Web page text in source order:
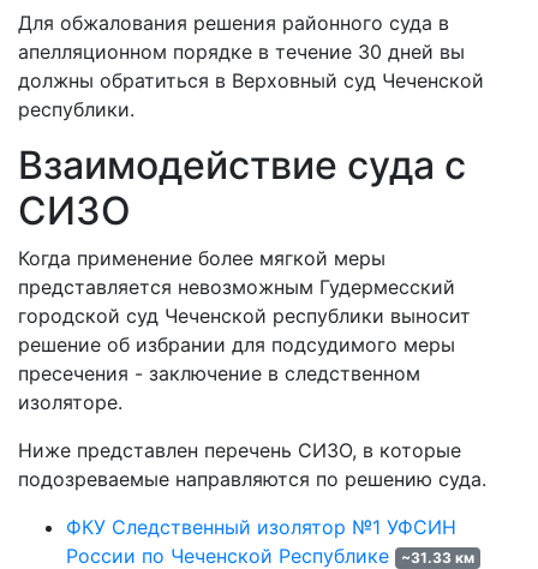
Для обжалования решения районного суда в
апелляционном порядке в течение 30 дней вы
должны обратиться в Верховный суд Чеченской
республики.
Взаимодействие суда с
СИЗО
Когда применение более мягкой меры
представляется невозможным Гудермесский
городской суд Чеченской республики выносит
решение об избрании для подсудимого меры
пресечения - заключение в следственном
изоляторе.
Ниже представлен перечень СИЗО, в которые
подозреваемые направляются по решению суда.
ФКУ Следственный изолятор №1 УФСИН
России по Чеченской Республике
~31.33 км